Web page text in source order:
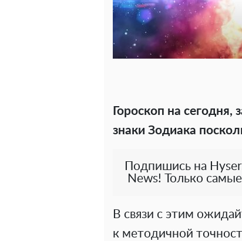
Гороскоп на
знаки Зодиака
Подпишись на
News! Только
В связи с этим
к методичной